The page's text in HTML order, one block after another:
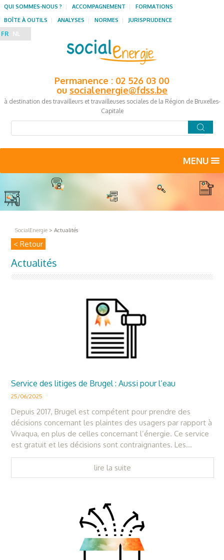
Permanence : 02 526 03 00
ou socialenergie@fdss.be
à destination des travailleurs et travailleuses sociales de la Région de Bruxelles-
Capitale
QUI SOMMES-NOUS ? ACCOMPAGNEMENT
FORMATIONS
BOÎTE À OUTILS
ANALYSES NORMES JURISPRUDENCE
FR NL
MENU
SocialEnergie > Actualités
< Retour
Actualités
Service des litiges de Brugel : Aussi pour l’eau
25/06/2025
Depuis 2017, Brugel est compétent pour prendre des
décisions concernant les plaintes des usagers par rapport à
Vivaqua, en plus de celles concernant l’énergie. Ce service
est gratuit et les décisions sont contraignantes. Les...
lire la suite